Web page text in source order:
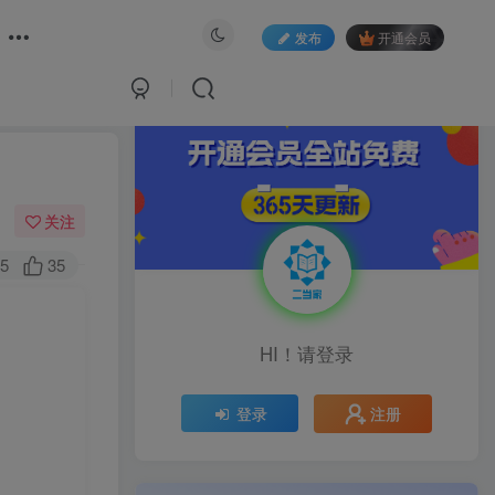
发布 开通会员
关注
35
HI！请登录
登录 注册